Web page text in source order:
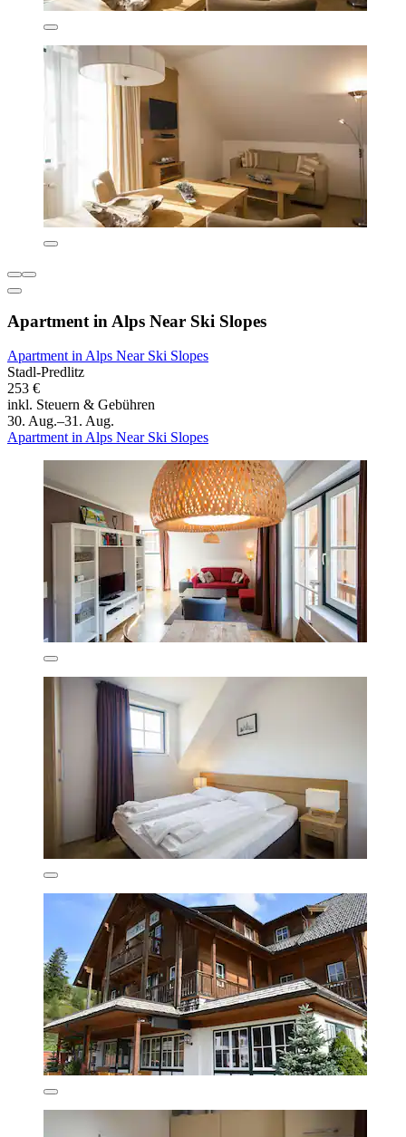
Apartment in Alps Near Ski Slopes
Apartment in Alps Near Ski Slopes
Stadl-Predlitz
253 €
inkl. Steuern & Gebühren
30. Aug.–31. Aug.
Apartment in Alps Near Ski Slopes